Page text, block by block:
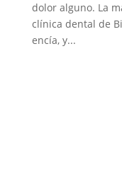
dolor alguno. La
clínica dental de
encía, y...